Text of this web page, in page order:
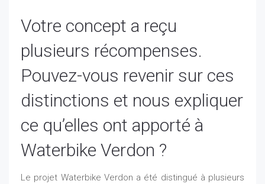
Votre concept a reçu
plusieurs récompenses.
Pouvez-vous revenir sur ces
distinctions et nous expliquer
ce qu’elles ont apporté à
Waterbike Verdon ?
Le projet Waterbike Verdon a été distingué à plusieurs